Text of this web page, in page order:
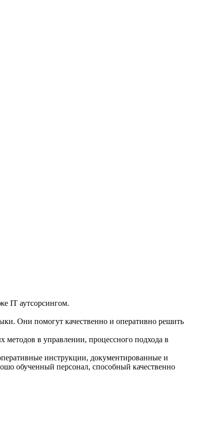
IT аутсорсингом.
Они помогут качественно и оперативно решить
методов в управлении, процессного подхода в
инструкции, документированные и
обученный персонал, способный качественно